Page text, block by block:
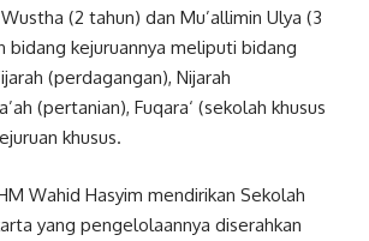
(2 tahun) dan Mu’allimin Ulya (3
bidang kejuruannya meliputi bidang
(perdagangan), Nijarah
(pertanian), Fuqara‘ (sekolah khusus
khusus.
Wahid Hasyim mendirikan Sekolah
yang pengelolaannya diserahkan